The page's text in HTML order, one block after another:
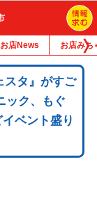
お店News お店みち
スタ』がすご
ック、もぐ
ベント盛り